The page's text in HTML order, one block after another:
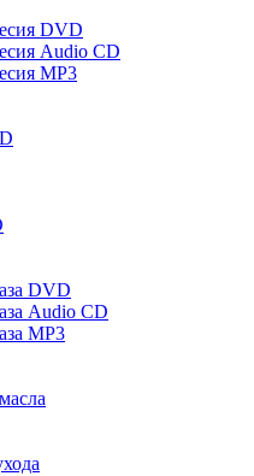
DVD
Audio CD
MP3
DVD
Audio CD
MP3